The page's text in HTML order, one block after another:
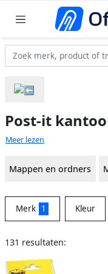
Post-it
Meer lezen
Mappen en ordners
Merk 1 Kleur
131 resultaten: